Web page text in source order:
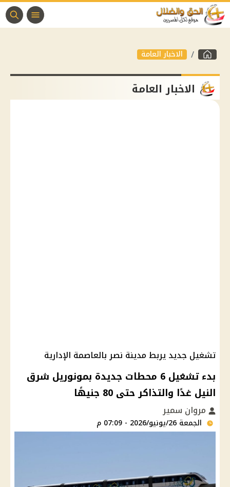
الاخبار العامة
الاخبار العامة
تشغيل جديد يربط مدينة نصر بالعاصمة الإدارية
بدء تشغيل 6 محطات جديدة بمونوريل شرق
النيل غدًا والتذاكر حتى 80 جنيهًا
مروان سمير
الجمعة 26/يونيو/2026 - 07:09 م